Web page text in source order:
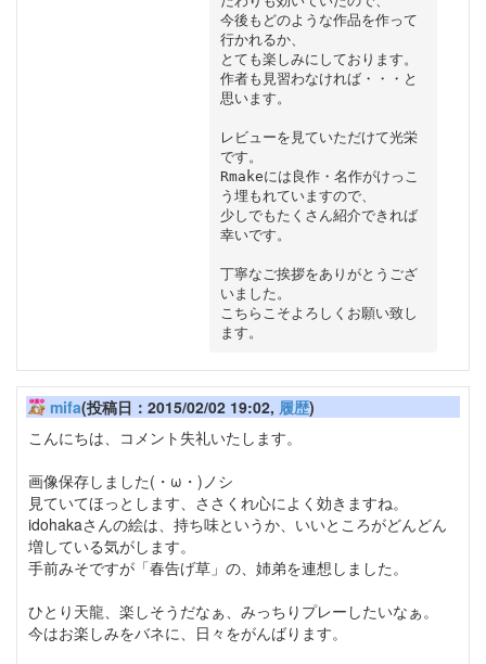
今後もどのような作品を作って
行かれるか、
とても楽しみにしております。
作者も見習わなければ・・・と
思います。
レビューを見ていただけて光栄
です。
Rmakeには良作・名作がけっこ
う埋もれていますので、
少しでもたくさん紹介できれば
幸いです。
丁寧なご挨拶をありがとうござ
いました。
こちらこそよろしくお願い致し
mifa(投稿日：2015/02/02 19:02, 履歴)
こんにちは、コメント失礼いたします。
画像保存しました(・ω・)ノシ
見ていてほっとします、ささくれ心によく効きますね。
idohakaさんの絵は、持ち味というか、いいところがどんどん
増している気がします。
手前みそですが「春告げ草」の、姉弟を連想しました。
ひとり天龍、楽しそうだなぁ、みっちりプレーしたいなぁ。
今はお楽しみをバネに、日々をがんばります。